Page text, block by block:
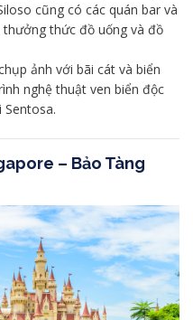
cũng có các quán bar và
thức đồ uống và đồ
ảnh với bãi cát và biển
nghệ thuật ven biển độc
– Bảo Tàng